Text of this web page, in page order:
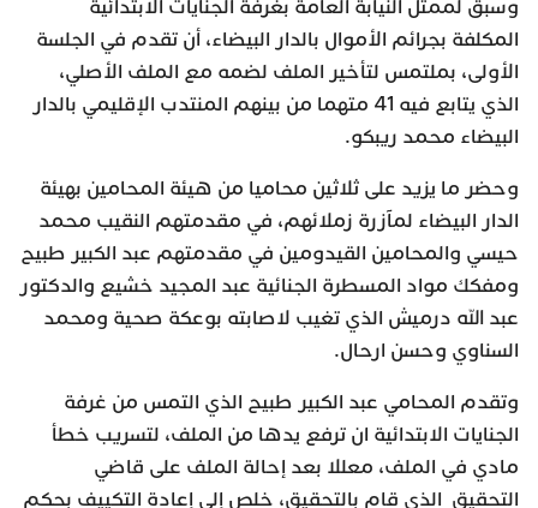
وسبق لممثل النيابة العامة بغرفة الجنايات الابتدائية
المكلفة بجرائم الأموال بالدار البيضاء، أن تقدم في الجلسة
الأولى، بملتمس لتأخير الملف لضمه مع الملف الأصلي،
الذي يتابع فيه 41 متهما من بينهم المنتدب الإقليمي بالدار
البيضاء محمد ريبكو.
وحضر ما يزيد على ثلاثين محاميا من هيئة المحامين بهيئة
الدار البيضاء لمآزرة زملائهم، في مقدمتهم النقيب محمد
حيسي والمحامين القيدومين في مقدمتهم عبد الكبير طبيح
ومفكك مواد المسطرة الجنائية عبد المجيد خشيع والدكتور
عبد الله درميش الذي تغيب لاصابته بوعكة صحية ومحمد
السناوي وحسن ارحال.
وتقدم المحامي عبد الكبير طبيح الذي التمس من غرفة
الجنايات الابتدائية ان ترفع يدها من الملف، لتسريب خطأ
مادي في الملف، معللا بعد إحالة الملف على قاضي
التحقيق الذي قام بالتحقيق، خلص إلى إعادة التكييف بحكم